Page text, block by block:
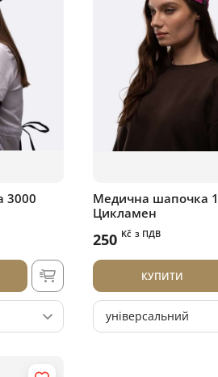
3000
Медична шапочка
Цикламен
250 Kč з ПДВ
КУПИТИ
універсальний